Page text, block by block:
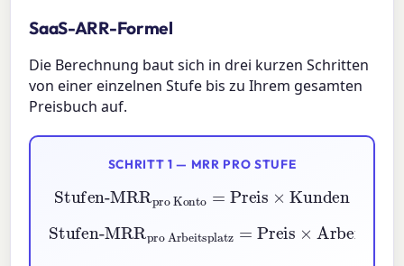
SaaS-ARR-Formel
Die Berechnung baut sich in drei kurzen Schritten
von einer einzelnen Stufe bis zu Ihrem gesamten
Preisbuch auf.
SCHRITT 1 — MRR PRO STUFE
Stufen-MRRpro Konto =Preis×Kunden
Stufen-MRR
pro Arbeitsplatz Arbeitsplätze ×Kunden